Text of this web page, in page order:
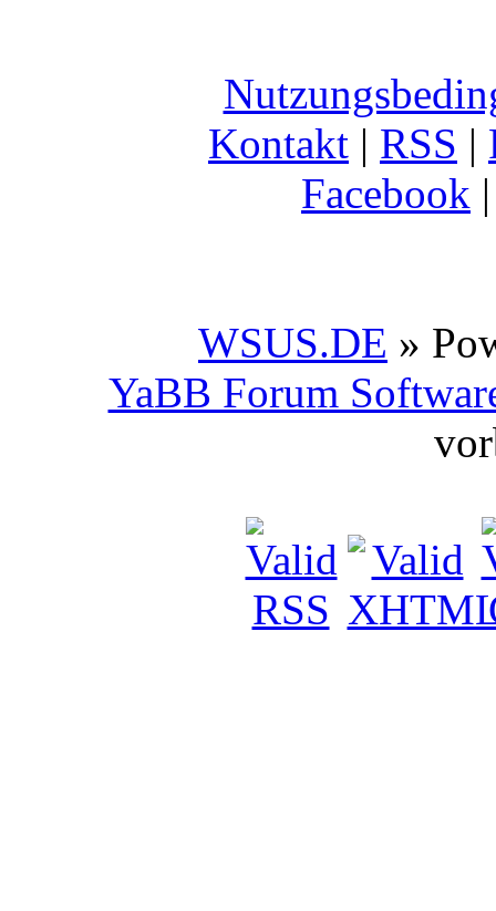
Kontakt | RSS |
Facebook
WSUS.DE »
YaBB Forum